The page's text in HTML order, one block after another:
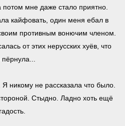
потом мне даже стало приятно.
кайфовать, один меня ебал в
противным вонючим членом.
от этих нерусских хуёв, что
пёрнула...
никому не рассказала что было.
Стыдно. Ладно хоть ещё